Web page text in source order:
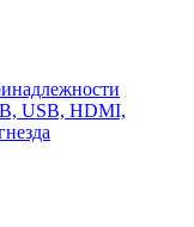
USB, HDMI,